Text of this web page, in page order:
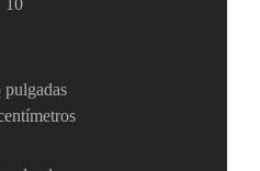
10
pulgadas